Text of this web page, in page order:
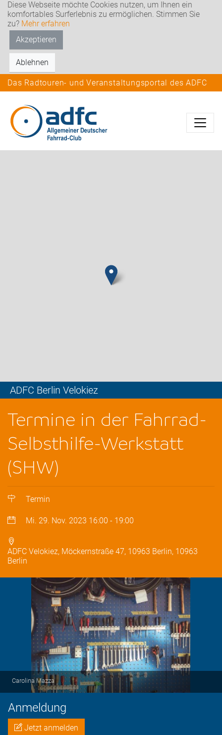
Diese Webseite möchte Cookies nutzen, um Ihnen ein
komfortables Surferlebnis zu ermöglichen. Stimmen Sie
zu? Mehr erfahren
Akzeptieren
Ablehnen
Das Radtouren- und Veranstaltungsportal des ADFC
ADFC Berlin Velokiez
Termine in der Fahrrad-
Selbsthilfe-Werkstatt
(SHW)
Termin
Mi. 29. Nov. 2023 16:00 - 19:00
ADFC Velokiez, Möckernstraße 47, 10963 Berlin, 10963
Berlin
Carolina Mazza
Anmeldung
Jetzt anmelden